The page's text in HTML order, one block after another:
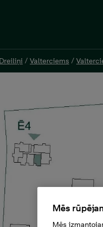
Dreiliņi / Valterciems /
Dreiliņi / Valterciems /
44C-03, 103
Mēs
Mēs